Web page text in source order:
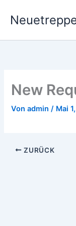
Inhalt
New
Vonadmin/ Mai
ZURÜCK